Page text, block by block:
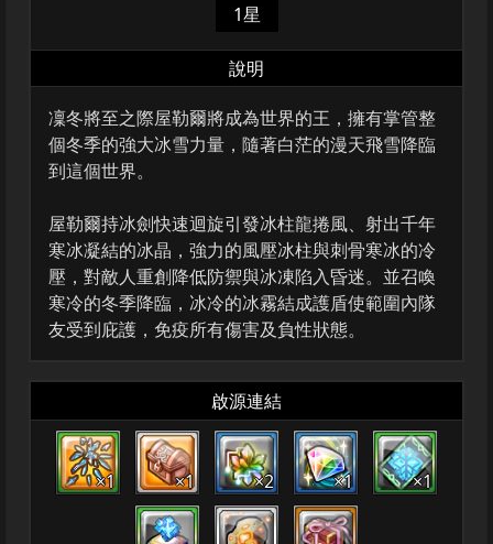
1星
說明
凜冬將至之際屋勒爾將成為世界的王，擁有掌管整
個冬季的強大冰雪力量，隨著白茫的漫天飛雪降臨
到這個世界。
屋勒爾持冰劍快速迴旋引發冰柱龍捲風、射出千年
寒冰凝結的冰晶，強力的風壓冰柱與刺骨寒冰的冷
壓，對敵人重創降低防禦與冰凍陷入昏迷。並召喚
寒冷的冬季降臨，冰冷的冰霧結成護盾使範圍內隊
友受到庇護，免疫所有傷害及負性狀態。
啟源連結
×1 ×1 ×2 ×1 ×1